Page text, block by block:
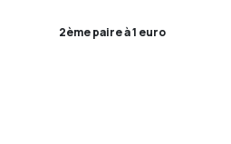
2ème paire à 1 euro